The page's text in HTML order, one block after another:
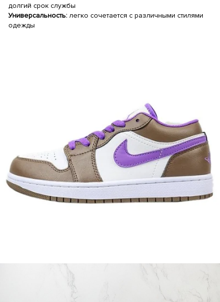
долгий срок службы
Универсальность: легко сочетается с различными стилями
одежды